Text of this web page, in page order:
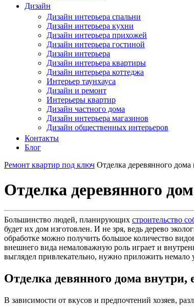
Дизайн
Дизайн интерьера спальни
Дизайн интерьера кухни
Дизайн интерьера прихожей
Дизайн интерьера гостиной
Дизайн интерьера
Дизайн интерьера квартиры
Дизайн интерьера коттеджа
Интерьер таунхауса
Дизайн и ремонт
Интерьеры квартир
Дизайн частного дома
Дизайн интерьера магазинов
Дизайн общественных интерьеров
Контакты
Блог
Ремонт квартир под ключ Отделка деревянного дома
Отделка деревянного
Большинство людей, планирующих строительство
будет их дом изготовлен. И не зря, ведь дерево
обработке можно получить большое количество
внешнего вида немаловажную роль играет и
выглядел привлекательно, нужно приложить немало
Отделка девянного дома внутри,
В зависимости от вкусов и предпочтений хозяев,